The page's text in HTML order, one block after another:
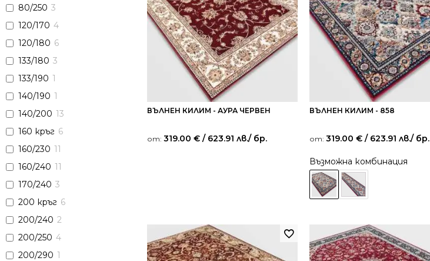
80/250 3
120/170 4
120/180 6
133/180 3
133/190 1
140/190 1
140/200 13
160 кръг 6
160/230 11
160/240 11
170/240 3
200 кръг 6
200/240 2
200/250 4
200/290 1
ВЪЛНЕН КИЛИМ - АУРА ЧЕРВЕН
от: 319.00 € / 623.91 лв./ бр.
ВЪЛНЕН КИЛИМ - 858
от: 319.00 € / 623.91 лв./ бр.
Възможна комбинация